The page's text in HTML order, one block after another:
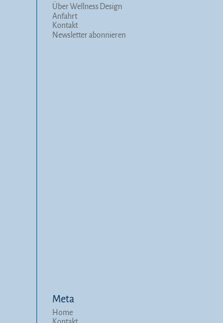
Über Wellness Design
Anfahrt
Kontakt
Newsletter abonnieren
Meta
Home